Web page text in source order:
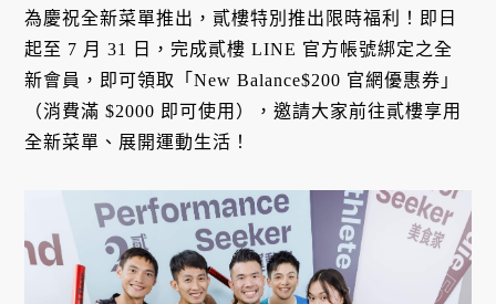
為慶祝全新菜單推出，貳樓特別推出限時福利！即日
起至 7 月 31 日，完成貳樓 LINE 官方帳號綁定之全
新會員，即可領取「New Balance$200 官網優惠券」
（消費滿 $2000 即可使用），邀請大家前往貳樓享用
全新菜單、展開運動生活！